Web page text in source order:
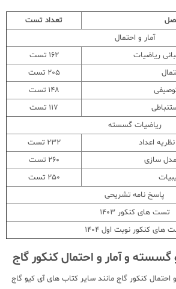
تعداد تست
آمار و احتمال
ریاضیات
162 تست
205 تست
148 تست
117 تست
ریاضیات گسسته
اعداد
232 تست
سازی
260 تست
250 تست
پاسخ نامه تشریحی
تست های کنکور 1403
های کنکور نوبت اول 1404
و آمار و احتمال کنکور گاج
کنکور گاج مانند سایر کتاب های آی کیو گاج